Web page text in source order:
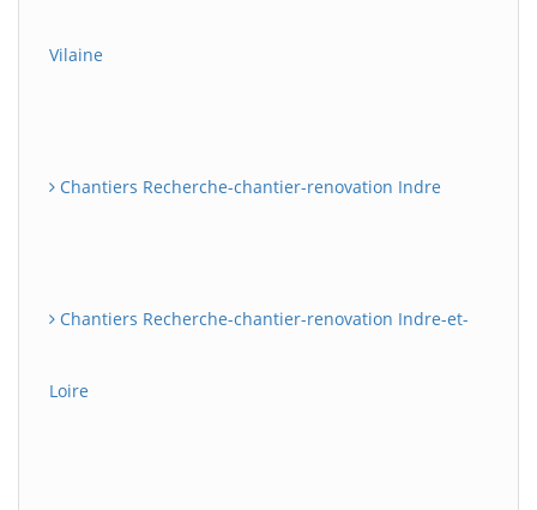
Vilaine
Chantiers Recherche-chantier-renovation Indre
Chantiers Recherche-chantier-renovation Indre-et-
Loire